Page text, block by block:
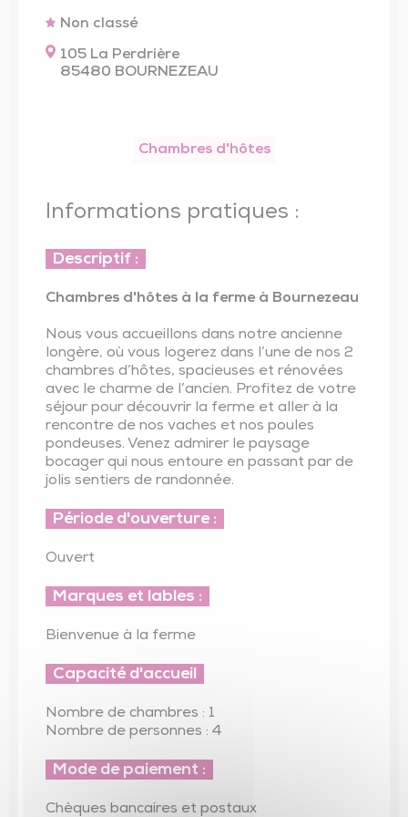
Non classé
105 La Perdrière
85480 BOURNEZEAU
Chambres d'hôtes
Informations pratiques :
Descriptif :
Chambres d'hôtes à la ferme à Bournezeau
Nous vous accueillons dans notre ancienne
longère, où vous logerez dans l’une de nos 2
chambres d’hôtes, spacieuses et rénovées
avec le charme de l’ancien. Profitez de votre
séjour pour découvrir la ferme et aller à la
rencontre de nos vaches et nos poules
pondeuses. Venez admirer le paysage
bocager qui nous entoure en passant par de
jolis sentiers de randonnée.
Période d'ouverture :
Ouvert
Marques et lables :
Bienvenue à la ferme
Capacité d'accueil
Nombre de chambres : 1
Nombre de personnes : 4
Mode de paiement :
Chèques bancaires et postaux